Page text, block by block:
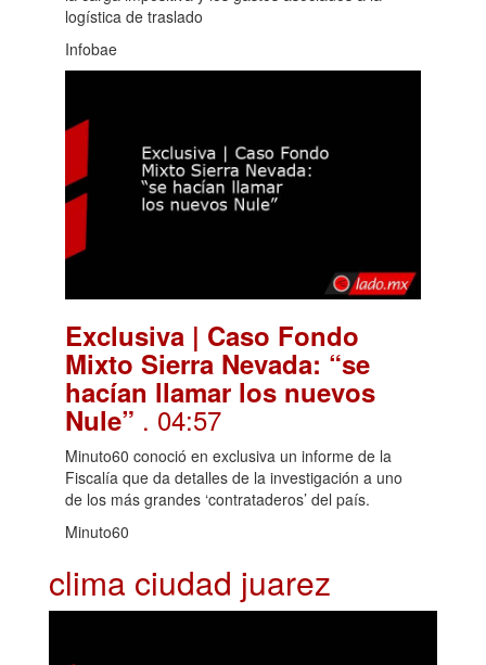
logística de traslado
Infobae
Exclusiva | Caso Fondo
Mixto Sierra Nevada: “se
hacían llamar los nuevos
Nule” . 04:57
Minuto60 conoció en exclusiva un informe de la
Fiscalía que da detalles de la investigación a uno
de los más grandes ‘contrataderos’ del país.
Minuto60
clima ciudad juarez